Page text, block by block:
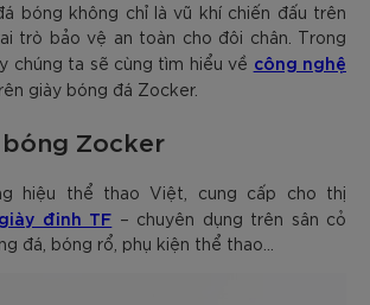
bóng không chỉ là vũ khí chiến đấu trên
trò bảo vệ an toàn cho đôi chân. Trong
chúng ta sẽ cùng tìm hiểu về công nghệ
giày bóng đá Zocker.
Zocker
hiệu thể thao Việt, cung cấp cho thị
giày đinh TF – chuyên dụng trên sân cỏ
đá, bóng rổ, phụ kiện thể thao…